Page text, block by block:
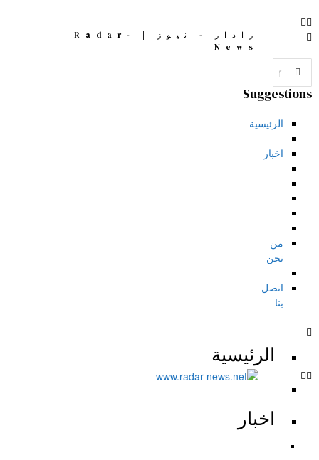
Suggestions
الرئيسية
اخبار
من
نحن
اتصل
بنا
رادار - نيوز | Radar-
News
الرئيسية
اخبار